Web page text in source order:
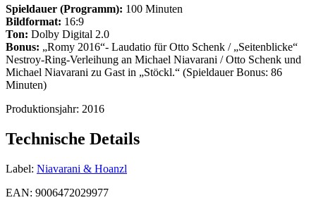
Spieldauer (Programm): 100 Minuten
Bildformat: 16:9
Ton: Dolby Digital 2.0
Bonus: „Romy 2016“- Laudatio für Otto Schenk / „Seitenblicke“
Nestroy-Ring-Verleihung an Michael Niavarani / Otto Schenk und
Michael Niavarani zu Gast in „Stöckl.“ (Spieldauer Bonus: 86
Minuten)
Produktionsjahr: 2016
Technische Details
Label: Niavarani & Hoanzl
EAN: 9006472029977